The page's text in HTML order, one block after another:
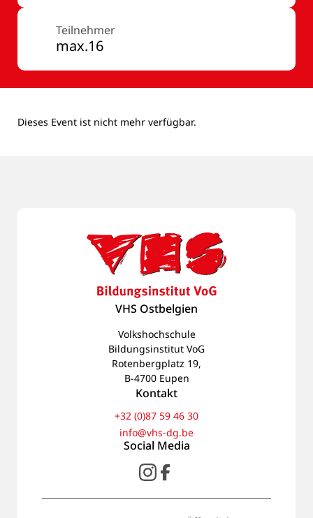
Teilnehmer
max.16
Dieses Event ist nicht mehr verfügbar.
VHS Ostbelgien
Volkshochschule
Bildungsinstitut VoG
Rotenbergplatz 19,
B-4700 Eupen
Kontakt
+32 (0)87 59 46 30
info@vhs-dg.be
Social Media